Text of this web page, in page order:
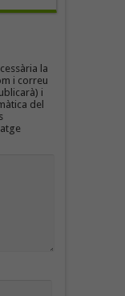
la
i correu
i
del